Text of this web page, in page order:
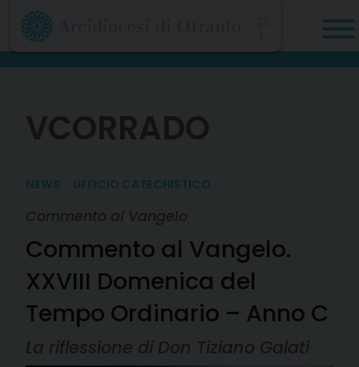
Skip
content
VCORRADO
NEWS UFFICIO CATECHISTICO
Commento al Vangelo
Commento al Vangelo.
XXVIII Domenica del
Tempo Ordinario – Anno C
La riflessione di Don Tiziano Galati